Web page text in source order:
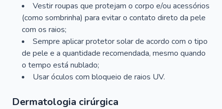
Vestir roupas que protejam o corpo e/ou acessórios
(como sombrinha) para evitar o contato direto da pele
com os raios;
Sempre aplicar protetor solar de acordo com o tipo
de pele e a quantidade recomendada, mesmo quando
o tempo está nublado;
Usar óculos com bloqueio de raios UV.
Dermatologia cirúrgica